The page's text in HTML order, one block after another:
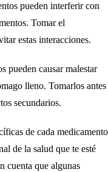
pueden interferir con
Tomar el
estas interacciones.
pueden causar malestar
lleno. Tomarlos antes
secundarios.
de cada medicamento
de la salud que te esté
cuenta que algunas